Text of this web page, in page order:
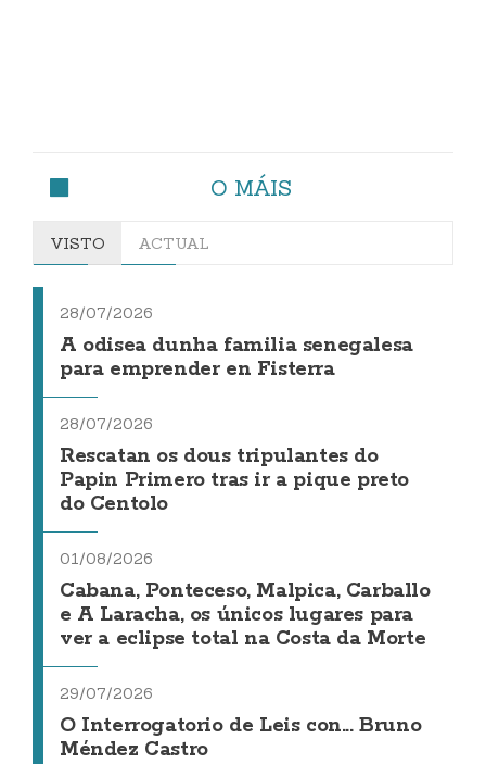
O MÁIS
VISTO ACTUAL
28/07/2026
A odisea dunha familia senegalesa
para emprender en Fisterra
28/07/2026
Rescatan os dous tripulantes do
Papin Primero tras ir a pique preto
do Centolo
01/08/2026
Cabana, Ponteceso, Malpica, Carballo
e A Laracha, os únicos lugares para
ver a eclipse total na Costa da Morte
29/07/2026
O Interrogatorio de Leis con... Bruno
Méndez Castro